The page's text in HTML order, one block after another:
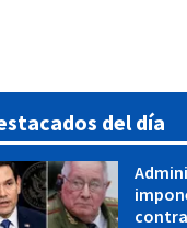
del día